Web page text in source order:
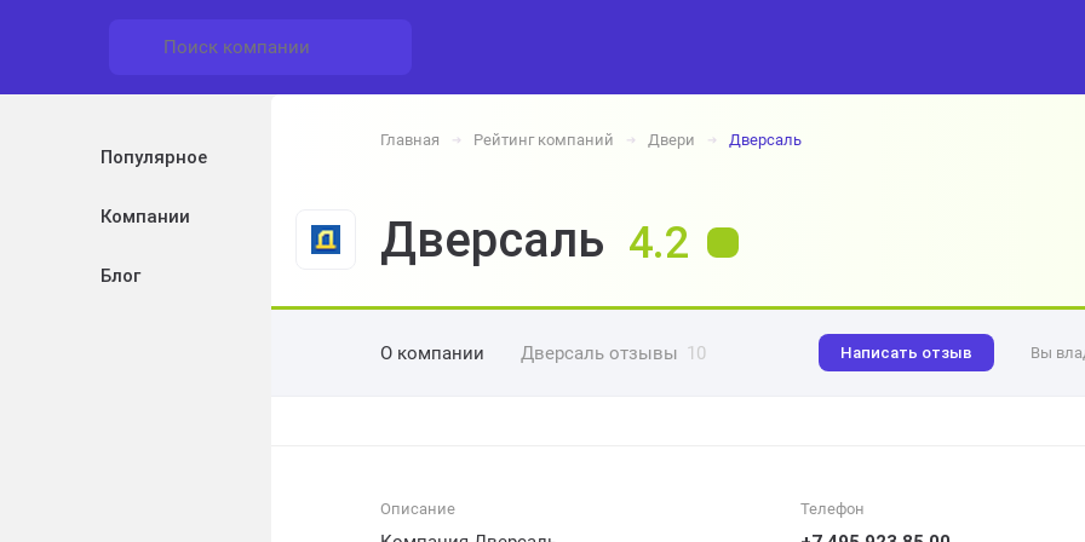
Популярное
Компании
Блог
Главная ➔ Рейтинг компаний ➔ Двери ➔ Дверсаль
Дверсаль 4.2
О компании Дверсаль отзывы 10 Написать отзыв Вы
Описание Телефон